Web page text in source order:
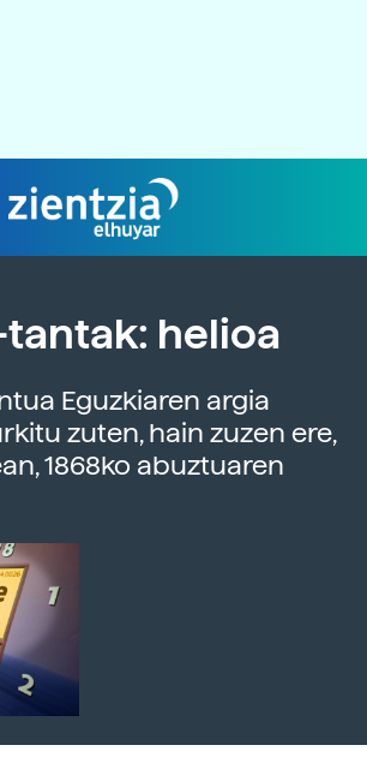
helioa
Eguzkiaren argia
zuten, hain zuzen ere,
1868ko abuztuaren